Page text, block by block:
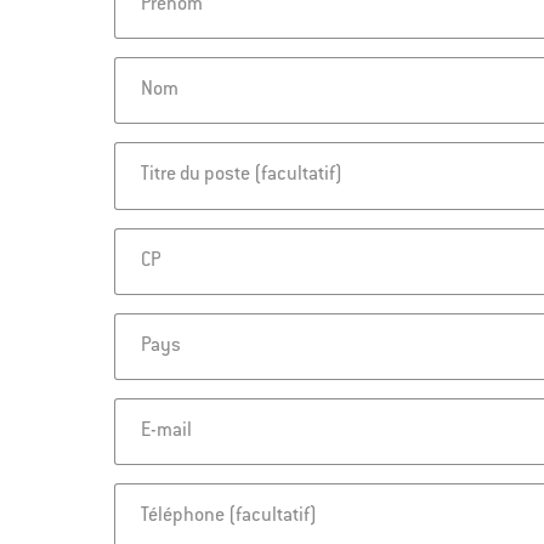
Prénom
Nom
Titre du poste
CP
Pays
E-mail
Téléphone